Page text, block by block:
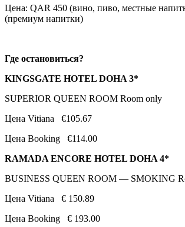
Цена: QAR 450 (вино, пиво, местные
(премиум напитки)
Где остановиться?
KINGSGATE HOTEL DOHA 3*
SUPERIOR QUEEN ROOM Room only
Цена Vitiana €105.67
Цена Booking €114.00
RAMADA ENCORE HOTEL DOHA 4*
BUSINESS QUEEN ROOM —
Цена Vitiana € 150.89
Цена Booking € 193.00